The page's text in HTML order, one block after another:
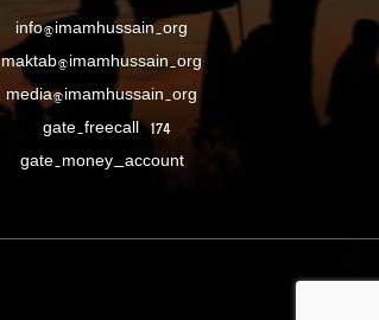
info@imamhussain.org
maktab@imamhussain.org
media@imamhussain.org
gate.freecall 174
gate.money_account